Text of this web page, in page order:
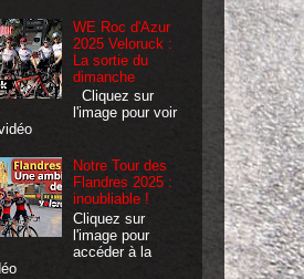
WE Roc d'Azur
2025 Veloruck :
La sortie du
dimanche
Cliquez sur
l'image pour voir
Notre Tour des
Flandres 2025 :
inoubliable !
Cliquez sur
l'image pour
accéder à la